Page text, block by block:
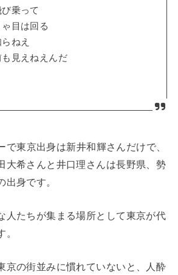
乗って
目は回る
ねえ
見えねえんだ
で東京出身は新井和輝さんだけで、
大希さんと井口理さんは長野県、勢
出身です。
人たちが集まる場所として東京が代
京の街並みに慣れていないと、人酔